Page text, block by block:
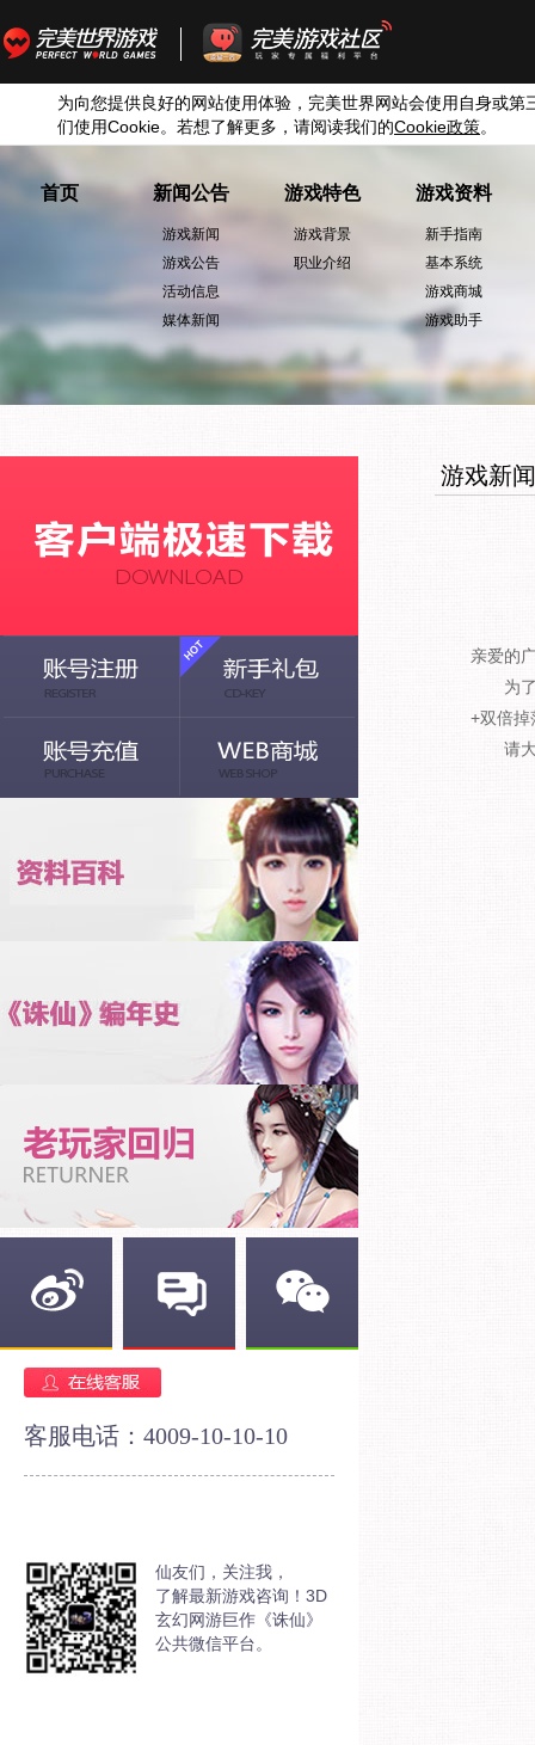
为向您提供良好的网站使用体验，完美世界网站会使用自身或第
们使用Cookie。若想了解更多，请阅读我们的Cookie政策。
首页 新闻公告
游戏新闻
游戏公告
活动信息
媒体新闻
游戏特色
游戏背景
职业介绍
游戏资料
新手指南
基本系统
游戏商城
游戏助手
客服电话：4009-10-10-10
仙友们，关注我，
了解最新游戏咨询！3D
玄幻网游巨作《诛仙》
公共微信平台。
游戏新闻
亲爱的
为了
+双倍掉
请大